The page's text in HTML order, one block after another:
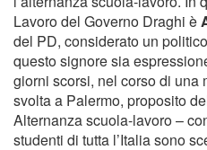
Lavoro del Governo Draghi è
del PD, considerato un
questo signore sia
giorni scorsi, nel corso di una
svolta a Palermo, proposito
Alternanza scuola-lavoro –
studenti di tutta l’Italia sono